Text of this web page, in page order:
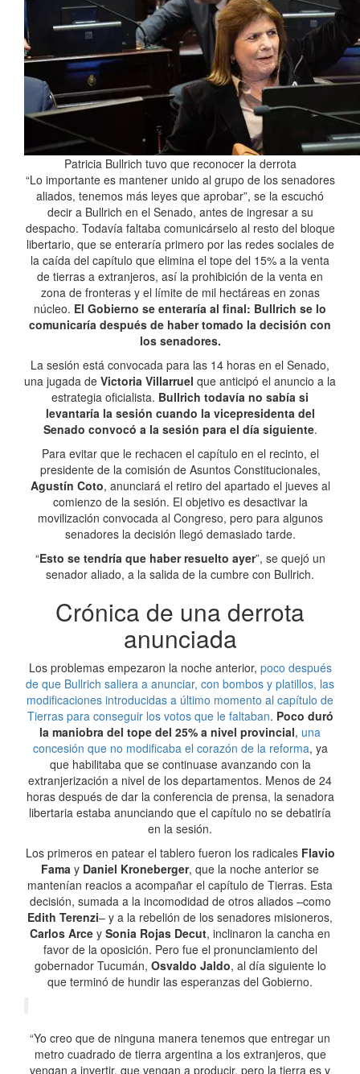
Patricia Bullrich tuvo que reconocer la derrota
“Lo importante es mantener unido al grupo de los senadores
aliados, tenemos más leyes que aprobar”, se la escuchó
decir a Bullrich en el Senado, antes de ingresar a su
despacho. Todavía faltaba comunicárselo al resto del bloque
libertario, que se enteraría primero por las redes sociales de
la caída del capítulo que elimina el tope del 15% a la venta
de tierras a extranjeros, así la prohibición de la venta en
zona de fronteras y el límite de mil hectáreas en zonas
núcleo. El Gobierno se enteraría al final: Bullrich se lo
comunicaría después de haber tomado la decisión con
los senadores.
La sesión está convocada para las 14 horas en el Senado,
una jugada de Victoria Villarruel que anticipó el anuncio a la
estrategia oficialista. Bullrich todavía no sabía si
levantaría la sesión cuando la vicepresidenta del
Senado convocó a la sesión para el día siguiente.
Para evitar que le rechacen el capítulo en el recinto, el
presidente de la comisión de Asuntos Constitucionales,
Agustín Coto, anunciará el retiro del apartado el jueves al
comienzo de la sesión. El objetivo es desactivar la
movilización convocada al Congreso, pero para algunos
senadores la decisión llegó demasiado tarde.
“Esto se tendría que haber resuelto ayer”, se quejó un
senador aliado, a la salida de la cumbre con Bullrich.
Crónica de una derrota
anunciada
Los problemas empezaron la noche anterior, poco después
de que Bullrich saliera a anunciar, con bombos y platillos, las
modificaciones introducidas a último momento al capítulo de
Tierras para conseguir los votos que le faltaban. Poco duró
la maniobra del tope del 25% a nivel provincial, una
concesión que no modificaba el corazón de la reforma, ya
que habilitaba que se continuase avanzando con la
extranjerización a nivel de los departamentos. Menos de 24
horas después de dar la conferencia de prensa, la senadora
libertaria estaba anunciando que el capítulo no se debatiría
en la sesión.
Los primeros en patear el tablero fueron los radicales Flavio
Fama y Daniel Kroneberger, que la noche anterior se
mantenían reacios a acompañar el capítulo de Tierras. Esta
decisión, sumada a la incomodidad de otros aliados –como
Edith Terenzi– y a la rebelión de los senadores misioneros,
Carlos Arce y Sonia Rojas Decut, inclinaron la cancha en
favor de la oposición. Pero fue el pronunciamiento del
gobernador Tucumán, Osvaldo Jaldo, al día siguiente lo
que terminó de hundir las esperanzas del Gobierno.
“Yo creo que de ninguna manera tenemos que entregar un
metro cuadrado de tierra argentina a los extranjeros, que
vengan a invertir, que vengan a producir, pero la tierra es y